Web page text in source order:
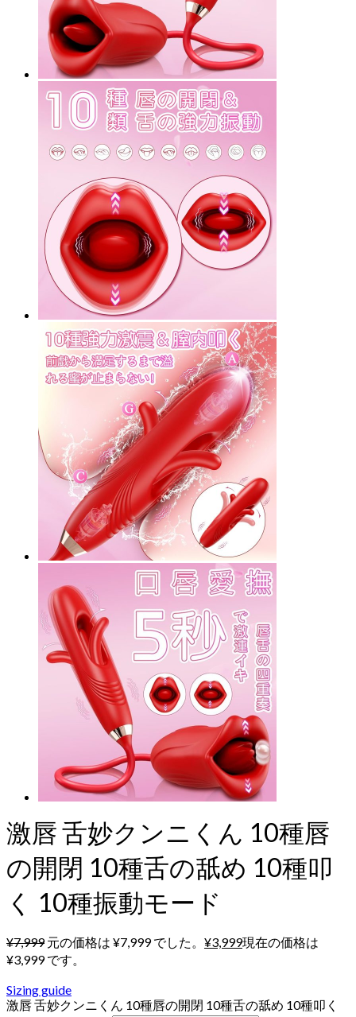
激唇 舌妙クンニくん 10種唇
の開閉 10種舌の舐め 10種叩
く 10種振動モード
¥7,999 元の価格は ¥7,999 でした。 ¥3,999現在の価格は
¥3,999 です。
Sizing guide
激唇 舌妙クンニくん 10種唇の開閉 10種舌の舐め 10種叩く